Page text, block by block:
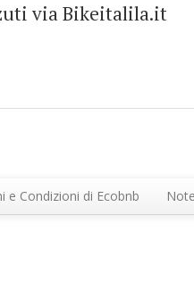
via Bikeitalila.it
e Condizioni di Ecobnb